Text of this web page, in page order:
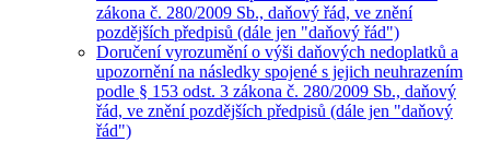
zákona č. 280/2009 Sb., daňový řád, ve znění
pozdějších předpisů (dále jen "daňový řád")
Doručení vyrozumění o výši daňových nedoplatků a
upozornění na následky spojené s jejich neuhrazením
podle § 153 odst. 3 zákona č. 280/2009 Sb., daňový
řád, ve znění pozdějších předpisů (dále jen "daňový
řád")